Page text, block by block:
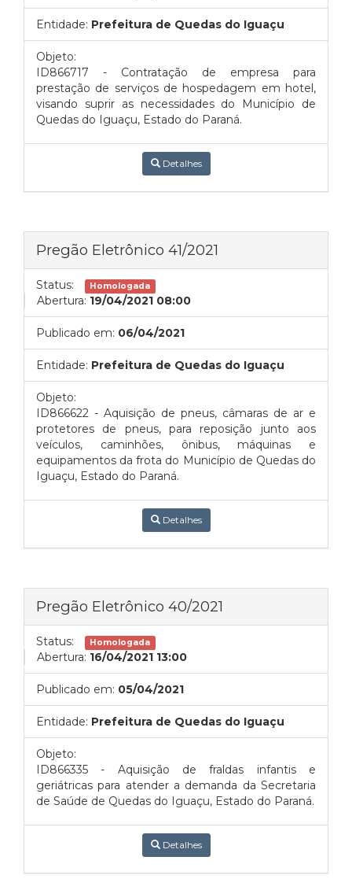
Entidade: Prefeitura de Quedas do Iguaçu
Objeto:
ID866717 - Contratação de empresa para
prestação de serviços de hospedagem em hotel,
visando suprir as necessidades do Município de
Quedas do Iguaçu, Estado do Paraná.
Detalhes
Pregão Eletrônico 41/2021
Status: Homologada
Abertura: 19/04/2021 08:00
Publicado em: 06/04/2021
Entidade: Prefeitura de Quedas do Iguaçu
Objeto:
ID866622 - Aquisição de pneus, câmaras de ar e
protetores de pneus, para reposição junto aos
veículos, caminhões, ônibus, máquinas e
equipamentos da frota do Município de Quedas do
Iguaçu, Estado do Paraná.
Detalhes
Pregão Eletrônico 40/2021
Status: Homologada
Abertura: 16/04/2021 13:00
Publicado em: 05/04/2021
Entidade: Prefeitura de Quedas do Iguaçu
Objeto:
ID866335 - Aquisição de fraldas infantis e
geriátricas para atender a demanda da Secretaria
de Saúde de Quedas do Iguaçu, Estado do Paraná.
Detalhes